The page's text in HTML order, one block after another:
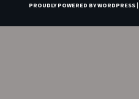
PROUDLY POWERED BY WORDPRESS |